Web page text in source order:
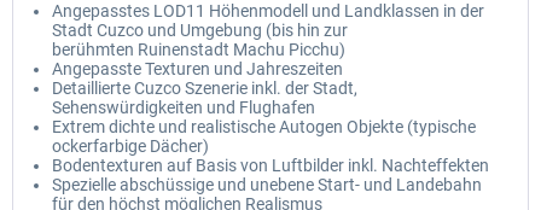
Angepasstes LOD11 Höhenmodell und Landklassen in der
Stadt Cuzco und Umgebung (bis hin zur
berühmten Ruinenstadt Machu Picchu)
Angepasste Texturen und Jahreszeiten
Detaillierte Cuzco Szenerie inkl. der Stadt,
Sehenswürdigkeiten und Flughafen
Extrem dichte und realistische Autogen Objekte (typische
ockerfarbige Dächer)
Bodentexturen auf Basis von Luftbilder inkl. Nachteffekten
Spezielle abschüssige und unebene Start- und Landebahn
für den höchst möglichen Realismus